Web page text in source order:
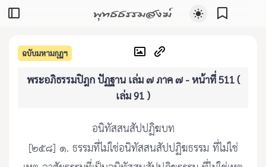
พุทธธรรมสงฆ์
ฉบับมหามกุฏฯ
พระอภิธรรมปิฎก ปัฏฐาน เล่ม ๗ ภาค ๗ - หน้าที่ 511 (
เล่ม 91 )
อนิทัสสนสัปปฏิฆบท
[๒๕๘] ๑. ธรรมที่ไม่ใช่อนิทัสสนสัปปฏิฆธรรม ที่ไม่ใช่